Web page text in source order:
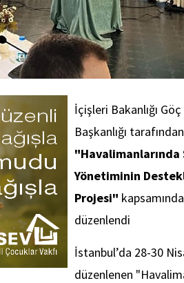
İçişleri Bakanlığı
Başkanlığı
"Havalimanlarında
Yönetiminin
Projesi"
düzenlendi
İstanbul’da 28-30
düzenlenen